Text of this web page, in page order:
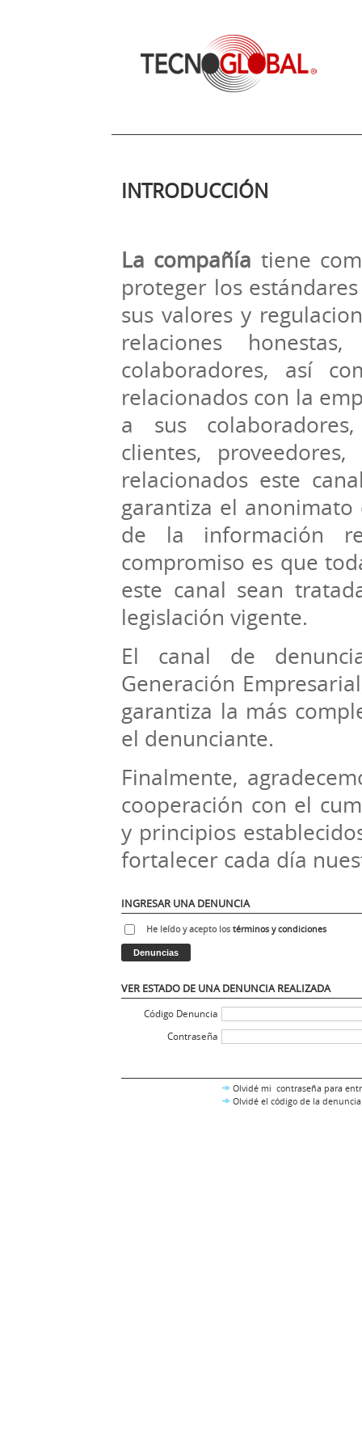
INTRODUCCIÓN
La compañía tiene
proteger los
sus valores y
relaciones
colaboradores, así
relacionados con la
a sus
clientes,
relacionados este
garantiza el
de la información
compromiso es que
este canal sean
legislación vigente.
El canal de
Generación
garantiza la más
el denunciante.
Finalmente,
cooperación con el
y principios
fortalecer cada día
INGRESAR UNA DENUNCIA
He leído y acepto los términos y condiciones
VER ESTADO DE UNA DENUNCIA REALIZADA
Código Denuncia
Contraseña
Olvidé mi contraseña para
Olvidé el código de la